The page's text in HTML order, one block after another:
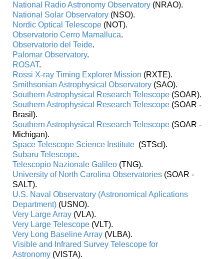
National Radio Astronomy Observatory (NRAO).
National Solar Observatory (NSO).
Nordic Optical Telescope (NOT).
Observatorio Cerro Mamalluca.
Observatorio del Teide.
Palomar Observatory.
ROSAT.
Rossi X-ray Timing Explorer Mission (RXTE).
Smithsonian Astrophysical Observatory (SAO).
Southern Astrophysical Research Telescope (SOAR).
Southern Astrophysical Research Telescope (SOAR -
Brasil).
Southern Astrophysical Research Telescope (SOAR -
Michigan).
Space Telescope Science Institute (STScl).
Subaru Telescope.
Telescopio Nazionale Galileo (TNG).
University of North Carolina Observatories (SOAR -
SALT).
U.S. Naval Observatory (Astronomical Aplications
Department) (USNO).
Very Large Array (VLA).
Very Large Telescope (VLT).
Very Long Baseline Array (VLBA).
Visible and Infrared Survey Telescope for
Astronomy (VISTA).